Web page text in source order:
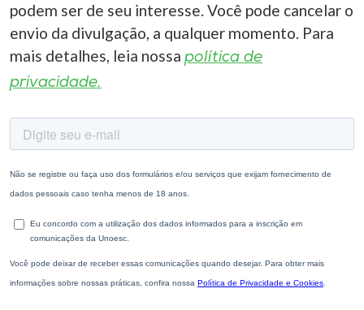
podem ser de seu interesse. Você pode cancelar o
envio da divulgação, a qualquer momento. Para
mais detalhes, leia nossa política de
privacidade.